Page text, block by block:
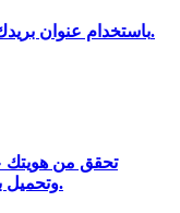
قم بالتسجيل في Bitrue باستخدام عنوان بريدك الإلكتروني.
تحقق من هويتك
وتحميل بطاقة هوية صالحة تحتوي على صورة.